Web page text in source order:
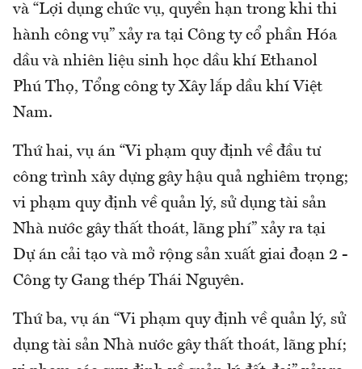
và “Lợi dụng chức vụ, quyền hạn trong khi thi
hành công vụ” xảy ra tại Công ty cổ phần Hóa
dầu và nhiên liệu sinh học dầu khí Ethanol
Phú Thọ, Tổng công ty Xây lắp dầu khí Việt
Nam.
Thứ hai, vụ án “Vi phạm quy định về đầu tư
công trình xây dựng gây hậu quả nghiêm trọng;
vi phạm quy định về quản lý, sử dụng tài sản
Nhà nước gây thất thoát, lãng phí” xảy ra tại
Dự án cải tạo và mở rộng sản xuất giai đoạn 2 -
Công ty Gang thép Thái Nguyên.
Thứ ba, vụ án “Vi phạm quy định về quản lý, sử
dụng tài sản Nhà nước gây thất thoát, lãng phí;